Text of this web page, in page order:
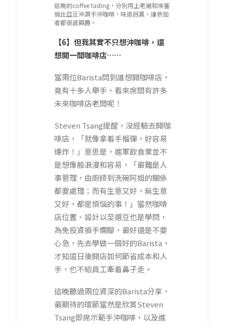
這晚的coffee tasting，分別用上老撾和埃塞
俄比亞豆沖調手沖咖啡，味道迥異，讓參加
者都很感興趣。
【6】但我其實不只想沖咖啡，還
想開一間咖啡店……
當兩位Barista問到誰想開咖啡店，
竟有十多人舉手，看來席間有許多
未來咖啡店老闆呢！
Steven Tsang提醒，沒經驗去開咖
啡店，「就像拿着手榴彈，好容易
爆炸！」意思是，進軍飲食業並不
是想像般浪漫和容易，「最難是人
事管理，由廚師到洗碗阿姐的關係
都要處理；而有生意又好，無生意
又好，都是煩惱的事！」當然咖啡
店位置、設計以至選豆也是學問，
為免投資損手爛腳，最好還是不要
心急，先去學做一個好的Barista，
才知道日後開店如何節省成本和人
手，也不給員工牽着鼻子走。
這晚聽過兩位資深的Barista分享，
最期待的環節當然是欣賞Steven
Tsang即席示範手沖咖啡，以及進